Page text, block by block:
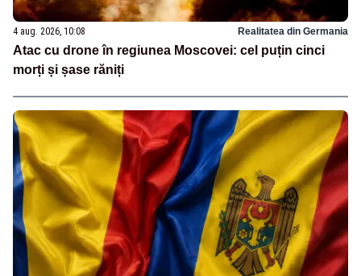
4 aug. 2026, 10:08 Realitatea din Germania
Atac cu drone în regiunea Moscovei: cel puțin cinci
morți și șase răniți